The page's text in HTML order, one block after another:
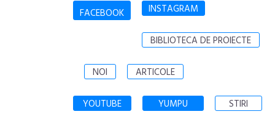
FACEBOOK INSTAGRAM
BIBLIOTECA DE PROIECTE
NOI ARTICOLE
YOUTUBE YUMPU STIRI